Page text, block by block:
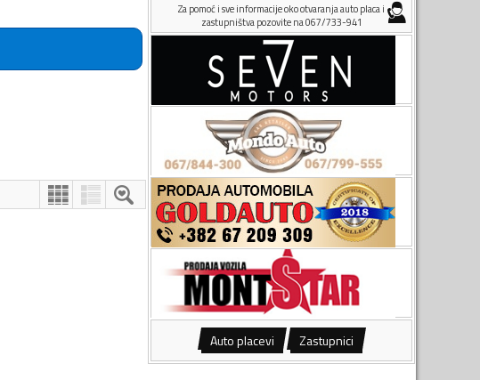
Za pomoć i sve informacije oko otvaranja auto placa i
zastupništva pozovite na 067/733-941
Auto placevi Zastupnici